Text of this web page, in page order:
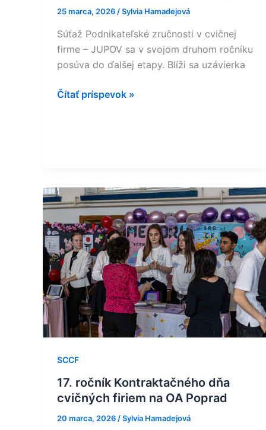
25 marca, 2026 /Sylvia Hamadejová
Súťaž Podnikateľské zručnosti v cvičnej
firme – JUPOV sa v svojom druhom ročníku
posúva do ďalšej etapy. Blíži sa uzávierka
Čítať príspevok »
SCCF
17. ročník Kontraktačného dňa
cvičných firiem na OA Poprad
20 marca, 2026 /Sylvia Hamadejová
17.
ročník
Kontraktačného
dňa
cvičných
firiem
na
OA
Poprad